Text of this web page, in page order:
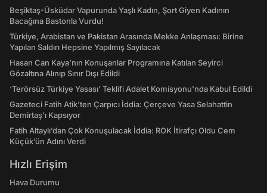
Beşiktaş-Üsküdar Vapurunda Yaşlı Kadın, Şort Giyen Kadının
Bacağına Bastonla Vurdu!
Türkiye, Arabistan ve Pakistan Arasında Mekke Anlaşması: Birine
Yapılan Saldırı Hepsine Yapılmış Sayılacak
Hasan Can Kaya’nın Konuşanlar Programına Katılan Seyirci
Gözaltına Alınıp Sınır Dışı Edildi
‘Terörsüz Türkiye Yasası’ Teklifi Adalet Komisyonu'nda Kabul Edildi
Gazeteci Fatih Atik'ten Çarpıcı İddia: Çerçeve Yasa Selahattin
Demirtaş'ı Kapsıyor
Fatih Altaylı’dan Çok Konuşulacak İddia: ROK İtirafçı Oldu Cem
Küçük’ün Adını Verdi
Hızlı Erişim
Hava Durumu